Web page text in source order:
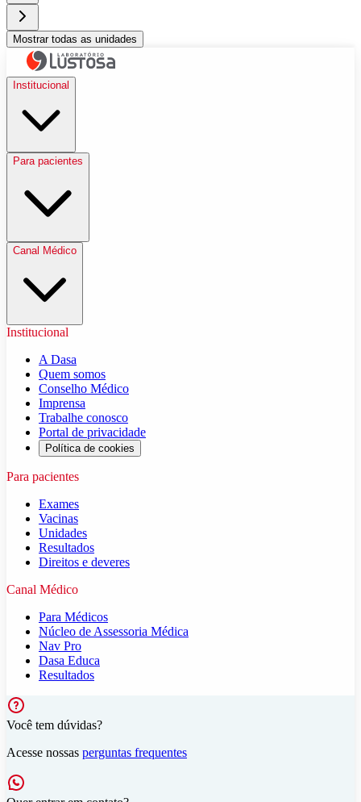
Mostrar todas as unidades
Institucional
Para pacientes
Canal Médico
Institucional
A Dasa
Quem somos
Conselho Médico
Imprensa
Trabalhe conosco
Portal de privacidade
Política de cookies
Para pacientes
Exames
Vacinas
Unidades
Resultados
Direitos e deveres
Canal Médico
Para Médicos
Núcleo de Assessoria Médica
Nav Pro
Dasa Educa
Resultados
Você tem dúvidas?
Acesse nossas perguntas frequentes